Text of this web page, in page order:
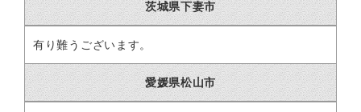
茨城県下妻市
有り難うございます。
愛媛県松山市